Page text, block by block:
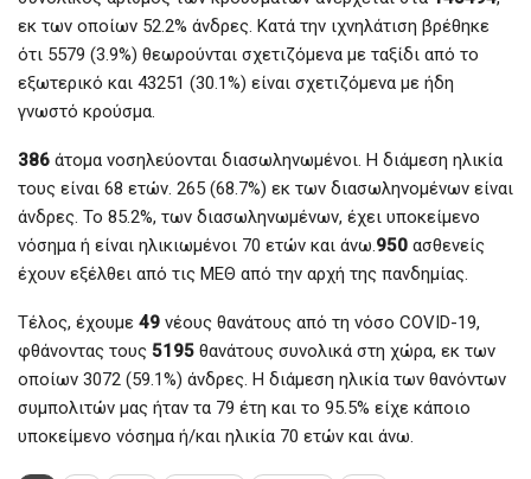
εκ των οποίων 52.2% άνδρες. Κατά την ιχνηλάτιση βρέθηκε
ότι 5579 (3.9%) θεωρούνται σχετιζόμενα με ταξίδι από το
εξωτερικό και 43251 (30.1%) είναι σχετιζόμενα με ήδη
γνωστό κρούσμα.
386 άτομα νοσηλεύονται διασωληνωμένοι. Η διάμεση ηλικία
τους είναι 68 ετών. 265 (68.7%) εκ των διασωληνομένων είναι
άνδρες. To 85.2%, των διασωληνωμένων, έχει υποκείμενο
νόσημα ή είναι ηλικιωμένοι 70 ετών και άνω.950 ασθενείς
έχουν εξέλθει από τις ΜΕΘ από την αρχή της πανδημίας.
Τέλος, έχουμε 49 νέους θανάτους από τη νόσο COVID-19,
φθάνοντας τους 5195 θανάτους συνολικά στη χώρα, εκ των
οποίων 3072 (59.1%) άνδρες. Η διάμεση ηλικία των θανόντων
συμπολιτών μας ήταν τα 79 έτη και το 95.5% είχε κάποιο
υποκείμενο νόσημα ή/και ηλικία 70 ετών και άνω.